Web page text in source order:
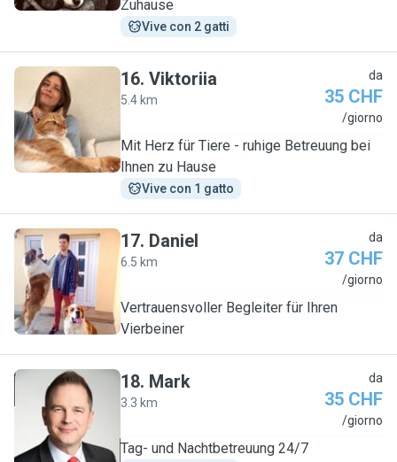
Zuhause
Vive con 2 gatti
V
16. Viktoriia
5.4 km
da
35 CHF
/giorno
Mit Herz für Tiere - ruhige Betreuung bei
Ihnen zu Hause
Vive con 1 gatto
D
17. Daniel
6.5 km
da
37 CHF
/giorno
Vertrauensvoller Begleiter für Ihren
Vierbeiner
M
18. Mark
3.3 km
da
35 CHF
/giorno
Tag- und Nachtbetreuung 24/7